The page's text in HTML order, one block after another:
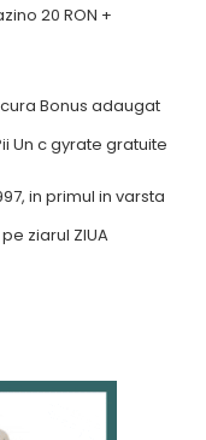
20 RON +
Bonus adaugat
Un c gyrate gratuite
in primul in varsta
ziarul ZIUA